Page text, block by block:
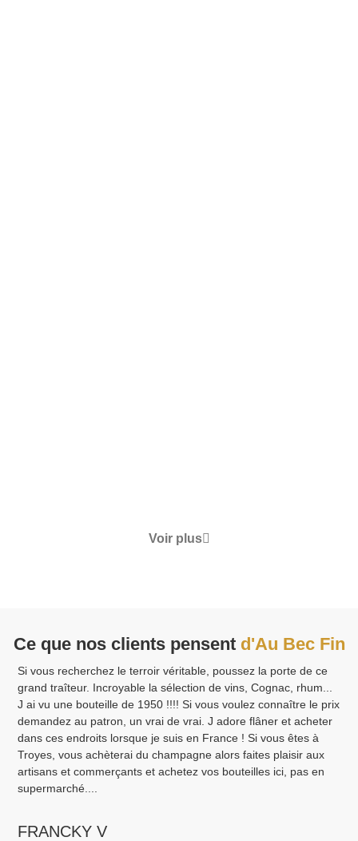
Voir plus
Ce que nos clients pensent d'Au Bec Fin
Si vous recherchez le terroir véritable, poussez la porte de ce
grand traîteur. Incroyable la sélection de vins, Cognac, rhum...
J ai vu une bouteille de 1950 !!!! Si vous voulez connaître le prix
demandez au patron, un vrai de vrai. J adore flâner et acheter
dans ces endroits lorsque je suis en France ! Si vous êtes à
Troyes, vous achèterai du champagne alors faites plaisir aux
artisans et commerçants et achetez vos bouteilles ici, pas en
supermarché....
FRANCKY V